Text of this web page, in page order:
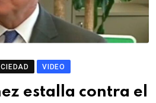
VIDEO
estalla contra el